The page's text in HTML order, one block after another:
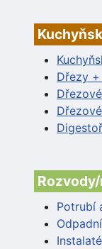
Dřezy
Potrubí